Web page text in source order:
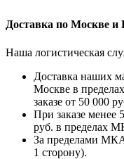
Доставка по Москве
Наша логистическая
Доставка наших
Москве в
заказе от 50 000
При заказе менее
руб. в пределах
За пределами
1 сторону).